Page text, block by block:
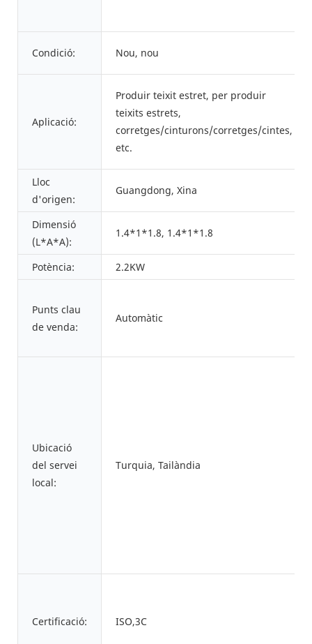
Condició: Nou, nou
Aplicació:
Produir teixit estret, per produir
teixits estrets,
corretges/cinturons/corretges/cintes,
etc.
Lloc
d'origen:
Guangdong, Xina
Dimensió
(L*A*A):
1.4*1*1.8, 1.4*1*1.8
Potència: 2.2KW
Punts clau
de venda:
Automàtic
Ubicació
del servei
local:
Turquia, Tailàndia
Certificació: ISO,3C